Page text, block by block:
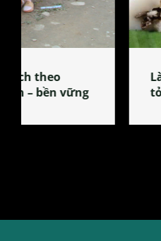
Làng làm bánh tẻ
tỏa đặc sản xứ Đoài